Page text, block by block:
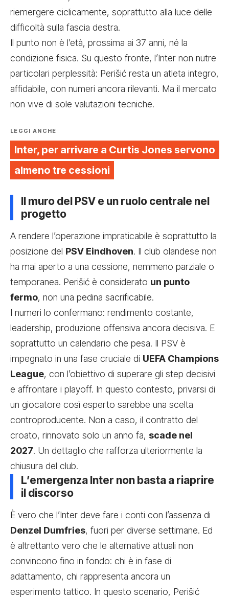
riemergere ciclicamente, soprattutto alla luce delle
difficoltà sulla fascia destra.
Il punto non è l’età, prossima ai 37 anni, né la
condizione fisica. Su questo fronte, l’Inter non nutre
particolari perplessità: Perišić resta un atleta integro,
affidabile, con numeri ancora rilevanti. Ma il mercato
non vive di sole valutazioni tecniche.
LEGGI ANCHE
Inter, per arrivare a Curtis Jones servono
almeno tre cessioni
Il muro del PSV e un ruolo centrale nel
progetto
A rendere l’operazione impraticabile è soprattutto la
posizione del PSV Eindhoven. Il club olandese non
ha mai aperto a una cessione, nemmeno parziale o
temporanea. Perišić è considerato un punto
fermo, non una pedina sacrificabile.
I numeri lo confermano: rendimento costante,
leadership, produzione offensiva ancora decisiva. E
soprattutto un calendario che pesa. Il PSV è
impegnato in una fase cruciale di UEFA Champions
League, con l’obiettivo di superare gli step decisivi
e affrontare i playoff. In questo contesto, privarsi di
un giocatore così esperto sarebbe una scelta
controproducente. Non a caso, il contratto del
croato, rinnovato solo un anno fa, scade nel
2027. Un dettaglio che rafforza ulteriormente la
chiusura del club.
L’emergenza Inter non basta a riaprire
il discorso
È vero che l’Inter deve fare i conti con l’assenza di
Denzel Dumfries, fuori per diverse settimane. Ed
è altrettanto vero che le alternative attuali non
convincono fino in fondo: chi è in fase di
adattamento, chi rappresenta ancora un
esperimento tattico. In questo scenario, Perišić